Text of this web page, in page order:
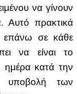
να γίνουν
Αυτό πρακτικά
επάνω σε κάθε
να είναι το
ημέρα κατά την
υποβολή των